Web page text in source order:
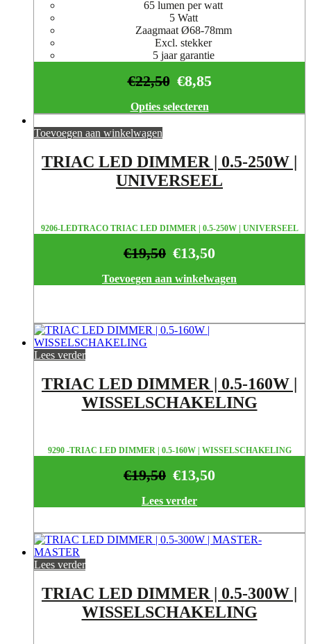
65 lumen per watt
5 Watt
Zaagmaat Ø68-78mm
Excl. stekker
5 jaar garantie
€8,85
€22,50
Opties selecteren
Toevoegen aan winkelwagen
TRIAC LED DIMMER | 0.5-250W |
UNIVERSEEL
9206-LEDTRACO TRIAC LED DIMMER | 0.5-250W | UNIVERSEEL
€13,50
€19,50
Toevoegen aan winkelwagen
Lees verder
TRIAC LED DIMMER | 0.5-160W |
WISSELSCHAKELING
9290 -TRIAC LED DIMMER | 0.5-160W | WISSELSCHAKELING
€13,50
€19,50
Lees verder
Lees verder
TRIAC LED DIMMER | 0.5-300W |
WISSELSCHAKELING